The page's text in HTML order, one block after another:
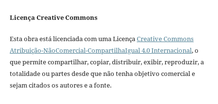
Licença Creative Commons
Esta obra está licenciada com uma LicençaCreative Commons
Atribuição-NãoComercial-CompartilhaIgual 4.0 Internacional, o
que permite compartilhar, copiar, distribuir, exibir, reproduzir, a
totalidade ou partes desde que não tenha objetivo comercial e
sejam citados os autores e a fonte.